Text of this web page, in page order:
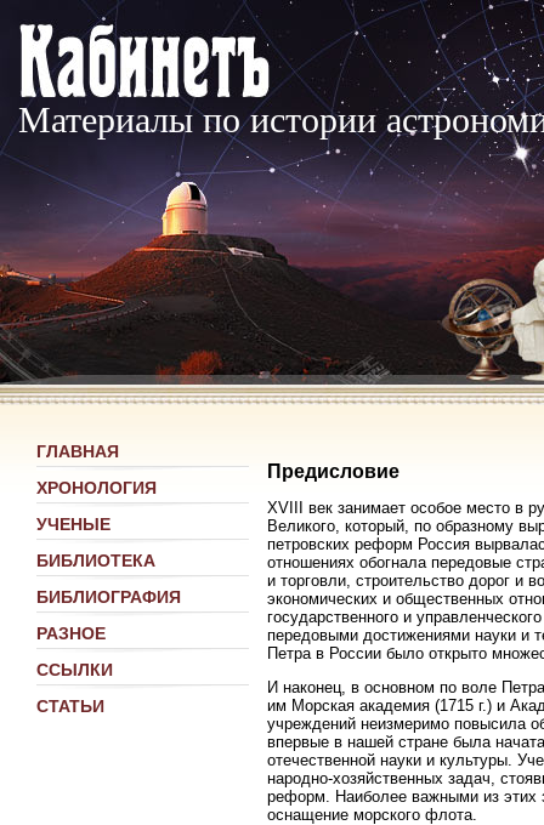
Материалы по истории
ГЛАВНАЯ
ХРОНОЛОГИЯ
УЧЕНЫЕ
БИБЛИОТЕКА
БИБЛИОГРАФИЯ
РАЗНОЕ
ССЫЛКИ
СТАТЬИ
Предисловие
XVIII век занимает особое место в
Великого, который, по образному
петровских реформ Россия
отношениях обогнала передовые
и торговли, строительство дорог и
экономических и общественных
государственного и
передовыми достижениями науки и
Петра в России было открыто
И наконец, в основном по воле
им Морская академия (1715 г.) и
учреждений неизмеримо повысила
впервые в нашей стране была
отечественной науки и культуры.
народно-хозяйственных задач,
реформ. Наиболее важными из этих
оснащение морского флота.